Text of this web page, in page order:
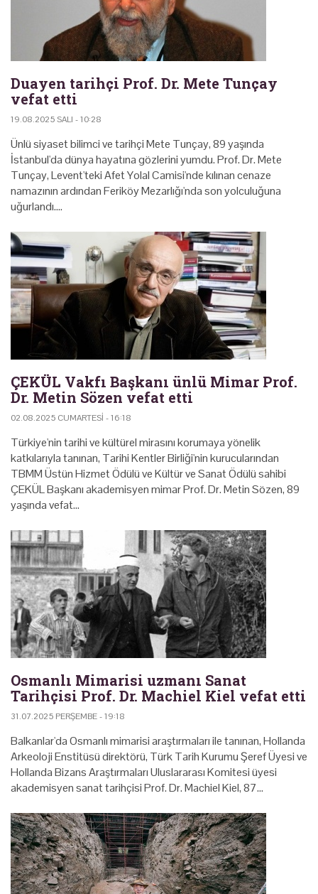
Duayen tarihçi Prof. Dr. Mete Tunçay
vefat etti
19.08.2025 SALI - 10:28
Ünlü siyaset bilimci ve tarihçi Mete Tunçay, 89 yaşında
İstanbul'da dünya hayatına gözlerini yumdu. Prof. Dr. Mete
Tunçay, Levent'teki Afet Yolal Camisi'nde kılınan cenaze
namazının ardından Feriköy Mezarlığı'nda son yolculuğuna
uğurlandı.…
ÇEKÜL Vakfı Başkanı ünlü Mimar Prof.
Dr. Metin Sözen vefat etti
02.08.2025 CUMARTESI - 16:18
Türkiye'nin tarihi ve kültürel mirasını korumaya yönelik
katkılarıyla tanınan, Tarihi Kentler Birliği'nin kurucularından
TBMM Üstün Hizmet Ödülü ve Kültür ve Sanat Ödülü sahibi
ÇEKÜL Başkanı akademisyen mimar Prof. Dr. Metin Sözen, 89
yaşında vefat…
Osmanlı Mimarisi uzmanı Sanat
Tarihçisi Prof. Dr. Machiel Kiel vefat etti
31.07.2025 PERŞEMBE - 19:18
Balkanlar'da Osmanlı mimarisi araştırmaları ile tanınan, Hollanda
Arkeoloji Enstitüsü direktörü, Türk Tarih Kurumu Şeref Üyesi ve
Hollanda Bizans Araştırmaları Uluslararası Komitesi üyesi
akademisyen sanat tarihçisi Prof. Dr. Machiel Kiel, 87…